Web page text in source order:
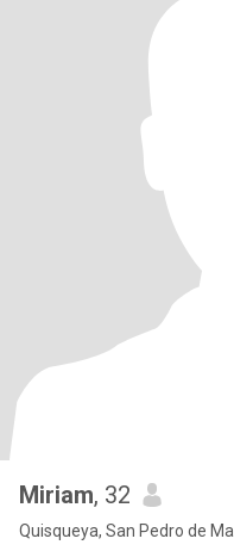
Miriam, 32
Quisqueya, San Pedro de